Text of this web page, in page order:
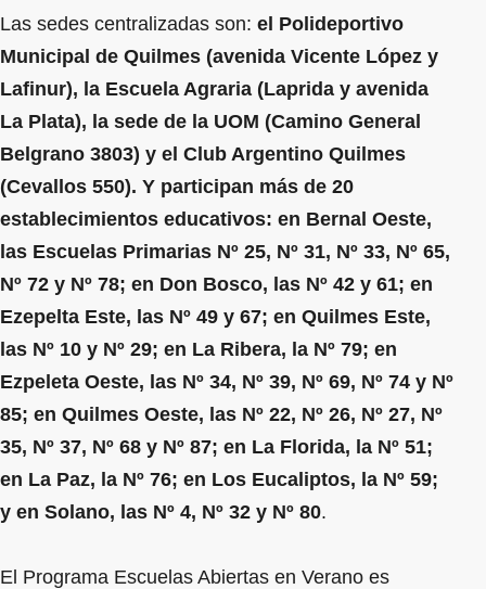
Las sedes centralizadas son: el Polideportivo
Municipal de Quilmes (avenida Vicente López y
Lafinur), la Escuela Agraria (Laprida y avenida
La Plata), la sede de la UOM (Camino General
Belgrano 3803) y el Club Argentino Quilmes
(Cevallos 550). Y participan más de 20
establecimientos educativos: en Bernal Oeste,
las Escuelas Primarias Nº 25, Nº 31, Nº 33, Nº 65,
Nº 72 y Nº 78; en Don Bosco, las Nº 42 y 61; en
Ezepelta Este, las Nº 49 y 67; en Quilmes Este,
las Nº 10 y Nº 29; en La Ribera, la Nº 79; en
Ezpeleta Oeste, las Nº 34, Nº 39, Nº 69, Nº 74 y Nº
85; en Quilmes Oeste, las Nº 22, Nº 26, Nº 27, Nº
35, Nº 37, Nº 68 y Nº 87; en La Florida, la Nº 51;
en La Paz, la Nº 76; en Los Eucaliptos, la Nº 59;
y en Solano, las Nº 4, Nº 32 y Nº 80.
El Programa Escuelas Abiertas en Verano es